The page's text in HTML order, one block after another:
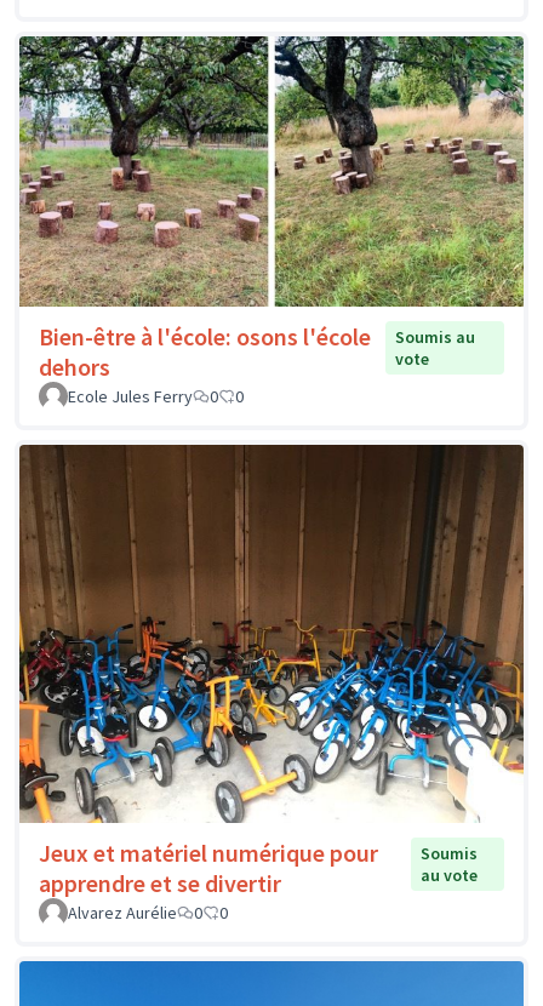
Bien-être à l'école: osons l'école
dehors
Soumis au
vote
Ecole Jules Ferry
0 0
Jeux et matériel numérique pour
apprendre et se divertir
Soumis
au vote
Alvarez Aurélie
0 0